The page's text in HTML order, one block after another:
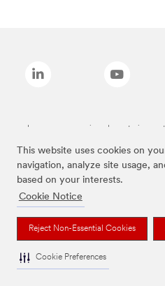
This website uses cookies on
navigation, analyze site usage,
based on your interests.
Cookie Notice
Reject Non-Essential Cookies
Cookie Preferences
Las marcas mencionadas